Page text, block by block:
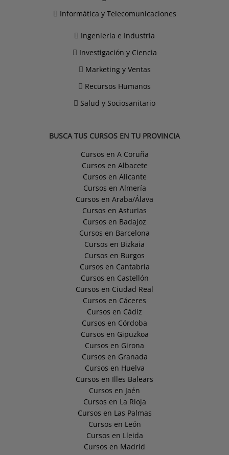
Informática y Telecomunicaciones
Ingeniería e Industria
Investigación y Ciencia
Marketing y Ventas
Recursos Humanos
Salud y Sociosanitario
BUSCA TUS CURSOS EN TU PROVINCIA
Cursos en A Coruña
Cursos en Albacete
Cursos en Alicante
Cursos en Almería
Cursos en Araba/Álava
Cursos en Asturias
Cursos en Badajoz
Cursos en Barcelona
Cursos en Bizkaia
Cursos en Burgos
Cursos en Cantabria
Cursos en Castellón
Cursos en Ciudad Real
Cursos en Cáceres
Cursos en Cádiz
Cursos en Córdoba
Cursos en Gipuzkoa
Cursos en Girona
Cursos en Granada
Cursos en Huelva
Cursos en Illes Balears
Cursos en Jaén
Cursos en La Rioja
Cursos en Las Palmas
Cursos en León
Cursos en Lleida
Cursos en Madrid